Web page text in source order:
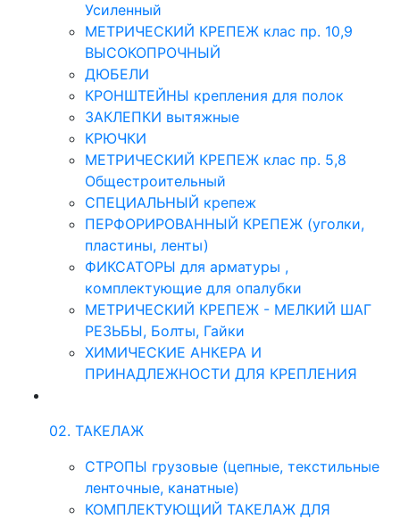
Усиленный
МЕТРИЧЕСКИЙ КРЕПЕЖ клас пр. 10,9
ВЫСОКОПРОЧНЫЙ
ДЮБЕЛИ
КРОНШТЕЙНЫ крепления для полок
ЗАКЛЕПКИ вытяжные
КРЮЧКИ
МЕТРИЧЕСКИЙ КРЕПЕЖ клас пр. 5,8
Общестроительный
СПЕЦИАЛЬНЫЙ крепеж
ПЕРФОРИРОВАННЫЙ КРЕПЕЖ (уголки,
пластины, ленты)
ФИКСАТОРЫ для арматуры ,
комплектующие для опалубки
МЕТРИЧЕСКИЙ КРЕПЕЖ - МЕЛКИЙ ШАГ
РЕЗЬБЫ, Болты, Гайки
ХИМИЧЕСКИЕ АНКЕРА И
ПРИНАДЛЕЖНОСТИ ДЛЯ КРЕПЛЕНИЯ
02. ТАКЕЛАЖ
СТРОПЫ грузовые (цепные, текстильные
ленточные, канатные)
КОМПЛЕКТУЮЩИЙ ТАКЕЛАЖ ДЛЯ